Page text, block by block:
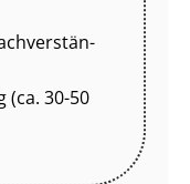
(ca. 30-50